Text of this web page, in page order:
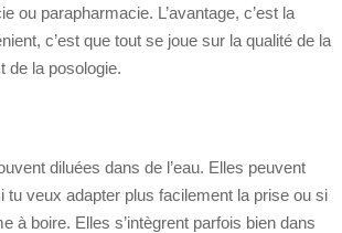
ou parapharmacie. L’avantage, c’est la
c’est que tout se joue sur la qualité de la
de la posologie.
diluées dans de l’eau. Elles peuvent
tu veux adapter plus facilement la prise ou si
à boire. Elles s’intègrent parfois bien dans